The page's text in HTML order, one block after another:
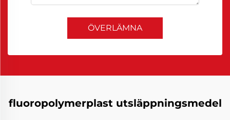
ÖVERLÄMNA
fluoropolymerplast utsläppningsmedel